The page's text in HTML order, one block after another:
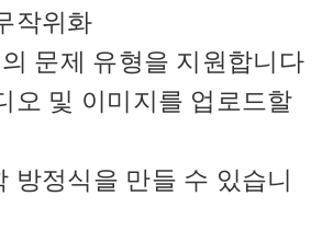
작위화
문제 유형을 지원합니다
오 및 이미지를 업로드할
방정식을 만들 수 있습니